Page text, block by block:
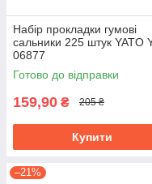
Набір прокладки гумові
сальники 225 штук YATO
06877
Готово до відправки
159,90 ₴ 205 ₴
Купити
–21%